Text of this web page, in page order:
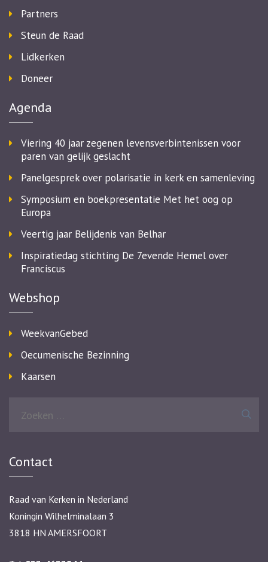
Partners
Steun de Raad
Lidkerken
Doneer
Agenda
Viering 40 jaar zegenen levensverbintenissen voor
paren van gelijk geslacht
Panelgesprek over polarisatie in kerk en samenleving
Symposium en boekpresentatie Met het oog op
Europa
Veertig jaar Belijdenis van Belhar
Inspiratiedag stichting De 7evende Hemel over
Franciscus
Webshop
WeekvanGebed
Oecumenische Bezinning
Kaarsen
Contact
Raad van Kerken in Nederland
Koningin Wilhelminalaan 3
3818 HN AMERSFOORT